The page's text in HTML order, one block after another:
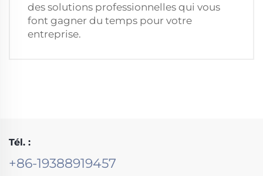
des solutions professionnelles qui vous
font gagner du temps pour votre
entreprise.
Tél. :
+86-19388919457